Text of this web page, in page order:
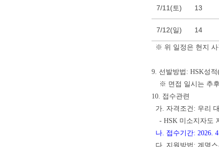
7/11(토) 13
7/12(일) 14
※ 위 일정은 현지 사
9. 선발방법: HSK성
※ 면접 일시는 추후
10. 접수관련
가. 자격조건: 우리
- HSK 미소지자도
나. 접수기간: 2026.
다. 지원방법: 계명